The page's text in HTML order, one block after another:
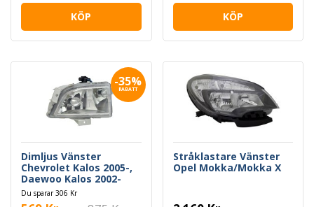
KÖP KÖP
-35%
RABATT
Dimljus Vänster
Chevrolet Kalos 2005-,
Daewoo Kalos 2002-
Du sparar 306 Kr
Stråklastare Vänster
Opel Mokka/Mokka X